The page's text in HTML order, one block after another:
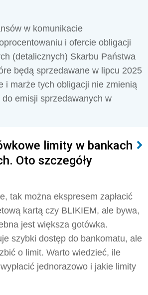
w komunikacie
i ofercie obligacji
(detalicznych) Skarbu Państwa
będą sprzedawane w lipcu 2025
i marże tych obligacji nie zmienią
emisji sprzedawanych w
limity w bankach
Oto szczegóły
tak można ekspresem zapłacić
kartą czy BLIKIEM, ale bywa,
jest większa gotówka.
szybki dostęp do bankomatu, ale
o limit. Warto wiedzieć, ile
jednorazowo i jakie limity